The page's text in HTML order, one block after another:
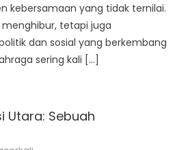
kebersamaan yang tidak ternilai.
tetapi juga
dan sosial yang berkembang
sering kali […]
Utara: Sebuah